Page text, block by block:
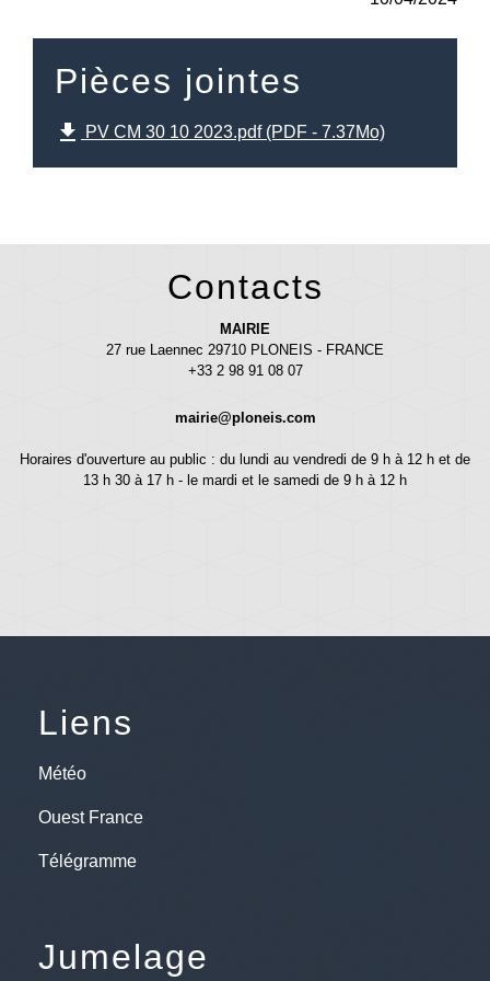
Pièces jointes
file_download PV CM 30 10 2023.pdf (PDF - 7.37Mo)
Contacts
MAIRIE
27 rue Laennec 29710 PLONEIS - FRANCE
+33 2 98 91 08 07
mairie@ploneis.com
Horaires d'ouverture au public : du lundi au vendredi de 9 h à 12 h et de
13 h 30 à 17 h - le mardi et le samedi de 9 h à 12 h
Liens
Météo
Ouest France
Télégramme
Jumelage